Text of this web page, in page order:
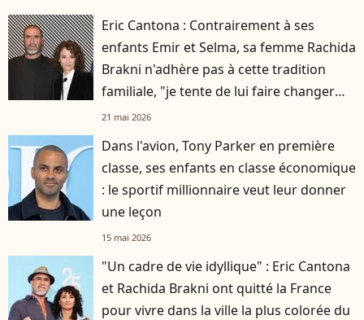
Eric Cantona : Contrairement à ses
enfants Emir et Selma, sa femme Rachida
Brakni n'adhère pas à cette tradition
familiale, "je tente de lui faire changer
d'avis"
21 mai 2026
Dans l'avion, Tony Parker en première
classe, ses enfants en classe économique
: le sportif millionnaire veut leur donner
une leçon
15 mai 2026
"Un cadre de vie idyllique" : Eric Cantona
et Rachida Brakni ont quitté la France
pour vivre dans la ville la plus colorée du